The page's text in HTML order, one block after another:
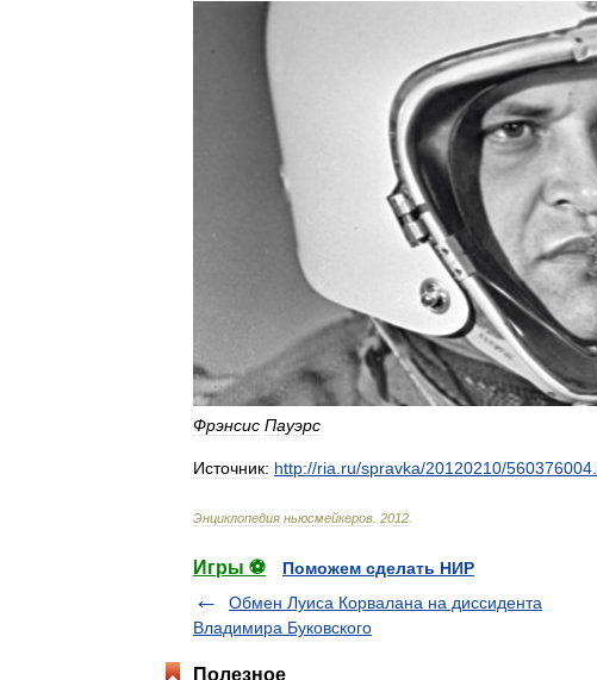
Фрэнсис Пауэрс
Источник: http://ria ru/spravka/20120210/560376004
Энциклопедия ньюсмейкеров 2012
Игры ⚽
Поможем сделать НИР
Обмен Луиса Корвалана на диссидента
Владимира Буковского
Полезное